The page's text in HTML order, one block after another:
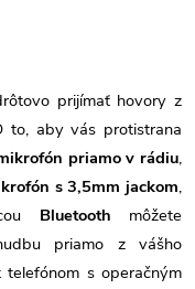
prijímať hovory z
to, aby vás protistrana
priamo v rádiu,
s 3,5mm jackom,
Bluetooth môžete
priamo z vášho
s operačným